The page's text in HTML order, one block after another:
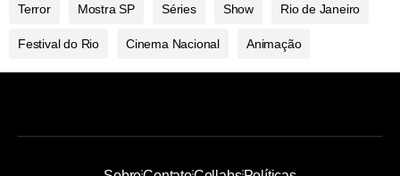
Terror Mostra SP Séries Show Rio de Janeiro
Festival do Rio Cinema Nacional Animação